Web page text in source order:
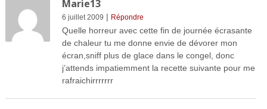
Marie13
6 juillet 2009 | Répondre
Quelle horreur avec cette fin de journée écrasante
de chaleur tu me donne envie de dévorer mon
écran,sniff plus de glace dans le congel, donc
j’attends impatiemment la recette suivante pour me
rafraichirrrrrrr